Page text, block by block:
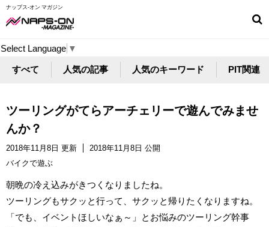
ナップス-オン マガジン
Select Language ▼
すべて 人気の記事 人気のキーワード PIT関連
ツーリングがてらアーチェリーで遊んでみませ
んか？
2018年11月8日 更新
2018年11月8日 公開
バイクで遊ぶ
朝晩の冷え込みがきつくなりましたね。
ツーリングもサクッと行って、サクッと帰りたくなりますね。
「でも、イベントほしいなぁ～」とお悩みのツーリング幹事